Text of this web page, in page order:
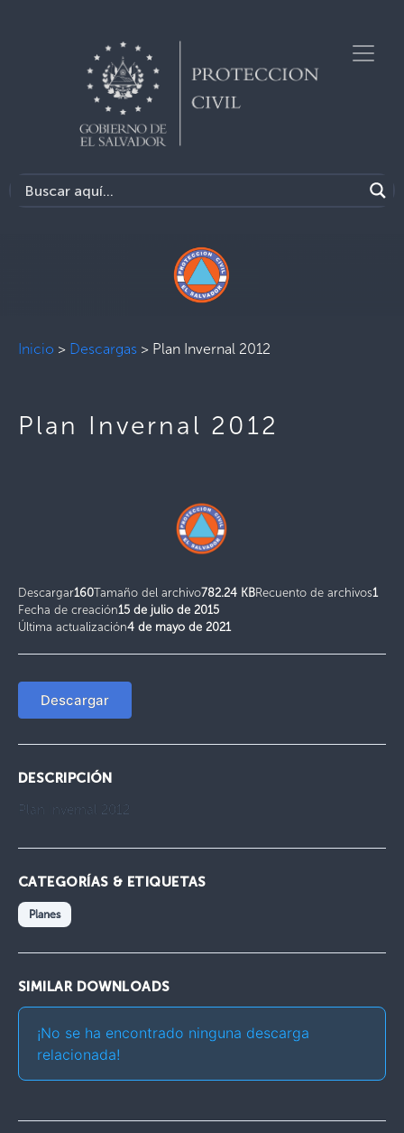
Inicio > Descargas > Plan Invernal 2012
Plan Invernal 2012
Descargar160Tamaño del archivo782.24 KBRecuento de archivos1
Fecha de creación15 de julio de 2015
Última actualización4 de mayo de 2021
Descargar
DESCRIPCIÓN
Plan Invernal 2012
CATEGORÍAS & ETIQUETAS
Planes
SIMILAR DOWNLOADS
¡No se ha encontrado ninguna descarga
relacionada!